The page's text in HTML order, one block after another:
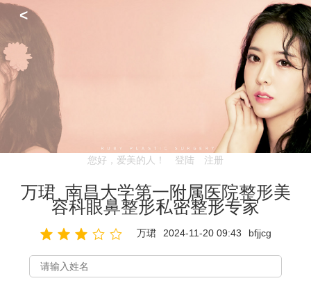
<
您好，爱美的人！ 登陆 注册
万珺_南昌大学第一附属医院整形美
容科眼鼻整形私密整形专家
万珺 2024-11-20 09:43 bfjjcg